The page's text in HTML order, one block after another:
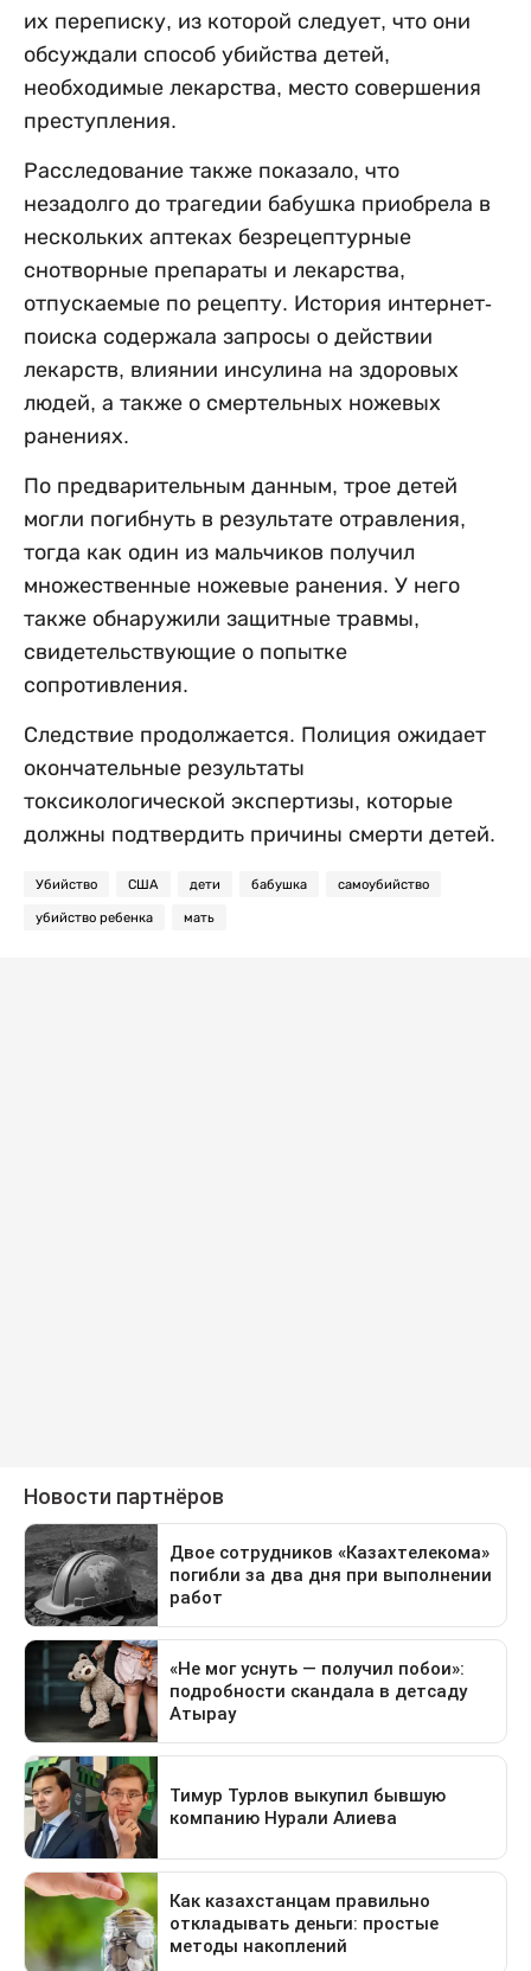
их переписку, из которой следует, что они
обсуждали способ убийства детей,
необходимые лекарства, место совершения
преступления.
Расследование также показало, что
незадолго до трагедии бабушка приобрела в
нескольких аптеках безрецептурные
снотворные препараты и лекарства,
отпускаемые по рецепту. История интернет-
поиска содержала запросы о действии
лекарств, влиянии инсулина на здоровых
людей, а также о смертельных ножевых
ранениях.
По предварительным данным, трое детей
могли погибнуть в результате отравления,
тогда как один из мальчиков получил
множественные ножевые ранения. У него
также обнаружили защитные травмы,
свидетельствующие о попытке
сопротивления.
Следствие продолжается. Полиция ожидает
окончательные результаты
токсикологической экспертизы, которые
должны подтвердить причины смерти детей.
Убийство США дети бабушка самоубийство
убийство ребенка мать